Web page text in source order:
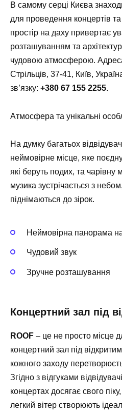
В самому серці Києва
для проведення концертів та
простір на даху привертає
розташуванням та
чудовою атмосферою.
Стрільців, 37-41, Київ,
зв’язку: +380 67 155 2255.
Атмосфера та унікальні
На думку багатьох
неймовірне місце, яке
які беруть подих, та чарівну
музика зустрічається з
піднімаються до зірок.
Неймовірна панорама
Чудовий звук
Зручне розташування
Концертний зал під
ROOF – це не просто місце
концертний зал під
кожного заходу
Згідно з відгуками
концертах досягає свого
легкий вітер створюють